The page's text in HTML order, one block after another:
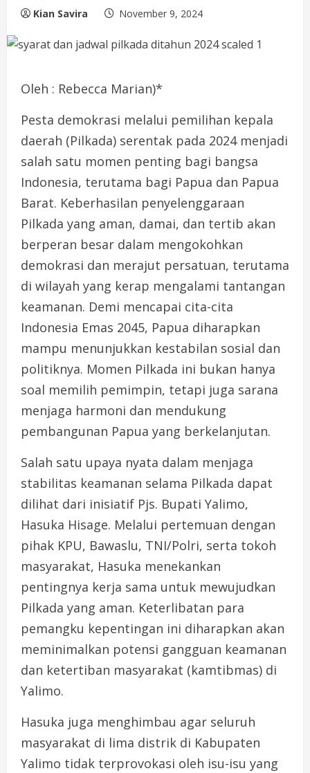
Kian Savira November 9, 2024
Oleh : Rebecca Marian)*
Pesta demokrasi melalui pemilihan kepala
daerah (Pilkada) serentak pada 2024 menjadi
salah satu momen penting bagi bangsa
Indonesia, terutama bagi Papua dan Papua
Barat. Keberhasilan penyelenggaraan
Pilkada yang aman, damai, dan tertib akan
berperan besar dalam mengokohkan
demokrasi dan merajut persatuan, terutama
di wilayah yang kerap mengalami tantangan
keamanan. Demi mencapai cita-cita
Indonesia Emas 2045, Papua diharapkan
mampu menunjukkan kestabilan sosial dan
politiknya. Momen Pilkada ini bukan hanya
soal memilih pemimpin, tetapi juga sarana
menjaga harmoni dan mendukung
pembangunan Papua yang berkelanjutan.
Salah satu upaya nyata dalam menjaga
stabilitas keamanan selama Pilkada dapat
dilihat dari inisiatif Pjs. Bupati Yalimo,
Hasuka Hisage. Melalui pertemuan dengan
pihak KPU, Bawaslu, TNI/Polri, serta tokoh
masyarakat, Hasuka menekankan
pentingnya kerja sama untuk mewujudkan
Pilkada yang aman. Keterlibatan para
pemangku kepentingan ini diharapkan akan
meminimalkan potensi gangguan keamanan
dan ketertiban masyarakat (kamtibmas) di
Yalimo.
Hasuka juga menghimbau agar seluruh
masyarakat di lima distrik di Kabupaten
Yalimo tidak terprovokasi oleh isu-isu yang